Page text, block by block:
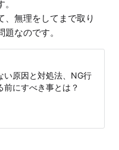
、無理をしてまで取り
なのです。
い原因と対処法、NG行
前にすべき事とは？